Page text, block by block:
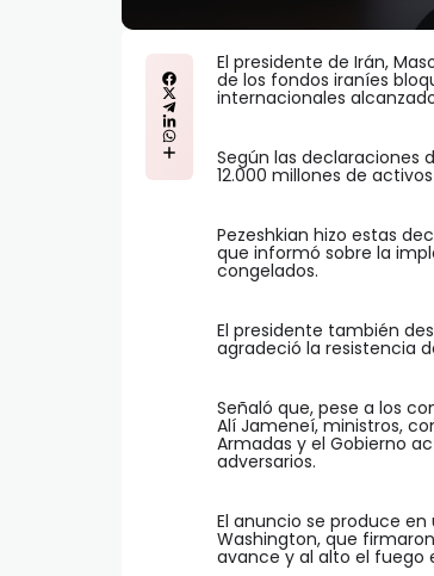
El presidente de Irán,
de los fondos iraníes
internacionales
Según las declaraciones
12.000 millones de
Pezeshkian hizo estas
que informó sobre la
congelados.
El presidente también
agradeció la resistencia
Señaló que, pese a los
Alí Jameneí, ministros,
Armadas y el Gobierno
adversarios.
El anuncio se produce
Washington, que
avance y al alto el fuego